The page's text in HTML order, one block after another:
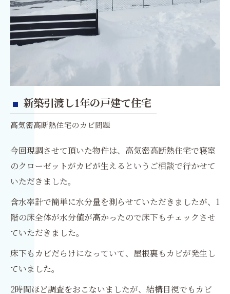
新築引渡し1年の戸建て住宅
高気密高断熱住宅のカビ問題
今回現調させて頂いた物件は、高気密高断熱住宅で寝室
のクローゼットがカビが生えるというご相談で行かせて
いただきました。
含水率計で簡単に水分量を測らせていただきましたが、1
階の床全体が水分値が高かったので床下もチェックさせ
ていただきました。
床下もカビだらけになっていて、屋根裏もカビが発生し
ていました。
2時間ほど調査をおこないましたが、結構目視でもカビ